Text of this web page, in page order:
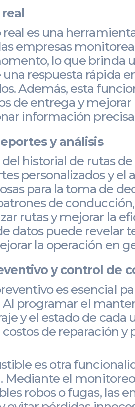
es una
empresas
lo que brinda
respuesta rápida
Además, esta
de entrega y
información
y análisis
historial de rutas
personalizados y el
para la toma de
de
rutas y mejorar la
datos puede revelar
la operación en
y control de
es esencial
Al programar el
y el estado de cada
de reparación y
es otra
Mediante el
robos o fugas, las